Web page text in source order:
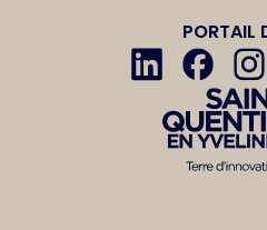
PORTAIL